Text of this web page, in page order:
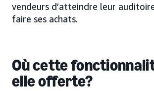
vendeurs d’atteindre leur
faire ses achats.
Où cette
elle offerte?